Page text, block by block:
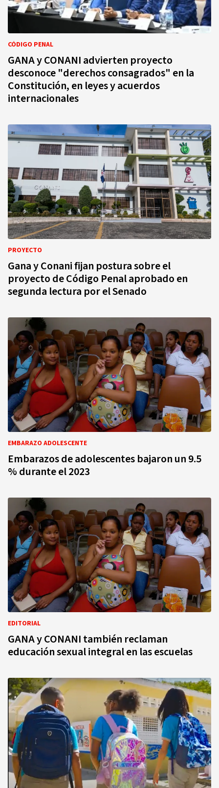
CÓDIGO PENAL
GANA y CONANI advierten proyecto
desconoce "derechos consagrados" en la
Constitución, en leyes y acuerdos
internacionales
PROYECTO
Gana y Conani fijan postura sobre el
proyecto de Código Penal aprobado en
segunda lectura por el Senado
EMBARAZO ADOLESCENTE
Embarazos de adolescentes bajaron un 9.5
% durante el 2023
EDITORIAL
GANA y CONANI también reclaman
educación sexual integral en las escuelas